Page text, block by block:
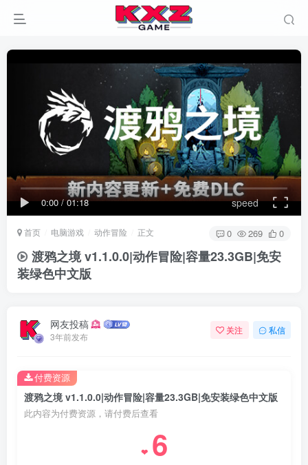
0:00/01:18 speed
首页 电脑游戏 动作冒险 正文 0 269 0
渡鸦之境 v1.1.0.0|动作冒险|容量23.3GB|免安
装绿色中文版
网友投稿
3年前发布
关注 私信
渡鸦之境 v1.1.0.0|动作冒险|容量23.3GB|免安装绿色中文版
此内容为付费资源，请付费后查看
❤ 6
付费资源